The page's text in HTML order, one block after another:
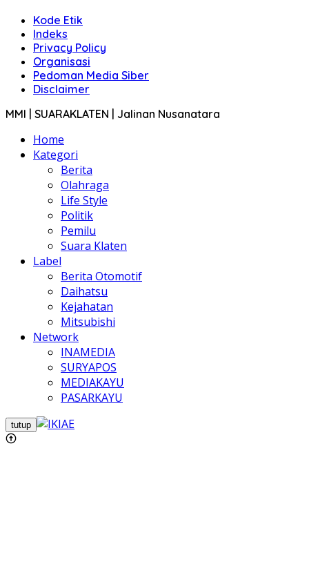
Kode Etik
Indeks
Privacy Policy
Organisasi
Pedoman Media Siber
Disclaimer
MMI | SUARAKLATEN | Jalinan Nusanatara
Home
Kategori
Berita
Olahraga
Life Style
Politik
Pemilu
Suara Klaten
Label
Berita Otomotif
Daihatsu
Kejahatan
Mitsubishi
Network
INAMEDIA
SURYAPOS
MEDIAKAYU
PASARKAYU
tutup